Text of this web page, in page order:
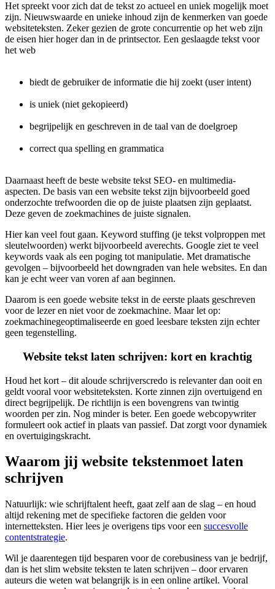
Het spreekt voor zich dat de tekst zo actueel en uniek mogelijk moet
zijn. Nieuwswaarde en unieke inhoud zijn de kenmerken van goede
websiteteksten. Zeker gezien de grote concurrentie op het web zijn
de eisen hier hoger dan in de printsector. Een geslaagde tekst voor
het web
biedt de gebruiker de informatie die hij zoekt (user intent)
is uniek (niet gekopieerd)
begrijpelijk en geschreven in de taal van de doelgroep
correct qua spelling en grammatica
Daarnaast heeft de beste website tekst SEO- en multimedia-
aspecten. De basis van een website tekst zijn bijvoorbeeld goed
onderzochte trefwoorden die op de juiste plaatsen zijn geplaatst.
Deze geven de zoekmachines de juiste signalen.
Hier kan veel fout gaan. Keyword stuffing (je tekst volproppen met
sleutelwoorden) werkt bijvoorbeeld averechts. Google ziet te veel
keywords vaak als een poging tot manipulatie. Met dramatische
gevolgen – bijvoorbeeld het downgraden van hele websites. En dan
kan je echt weer van voren af aan beginnen.
Daarom is een goede website tekst in de eerste plaats geschreven
voor de lezer en niet voor de zoekmachine. Maar let op:
zoekmachinegeoptimaliseerde en goed leesbare teksten zijn echter
geen tegenstelling.
Website tekst laten schrijven: kort en krachtig
Houd het kort – dit aloude schrijverscredo is relevanter dan ooit en
geldt vooral voor websiteteksten. Korte zinnen zijn overtuigend en
direct begrijpelijk. De richtlijn is een bovengrens van twintig
woorden per zin. Nog minder is beter. Een goede webcopywriter
formuleert ook actief in plaats van passief. Dat zorgt voor dynamiek
en overtuigingskracht.
Waarom jij website tekstenmoet laten
schrijven
Natuurlijk: wie schrijftalent heeft, gaat zelf aan de slag – en houd
altijd rekening met de specifieke factoren die gelden voor
internetteksten. Hier lees je overigens tips voor een succesvolle
contentstrategie.
Wil je daarentegen tijd besparen voor de corebusiness van je bedrijf,
dan is het slim website teksten te laten schrijven – door ervaren
auteurs die weten wat belangrijk is in een online artikel. Vooral